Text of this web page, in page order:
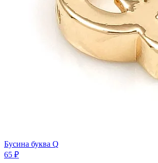
Бусина буква Q
65 ₽